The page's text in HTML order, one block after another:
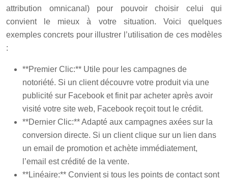
attribution omnicanal) pour pouvoir choisir celui qui
convient le mieux à votre situation. Voici quelques
exemples concrets pour illustrer l’utilisation de ces modèles
:
**Premier Clic:** Utile pour les campagnes de
notoriété. Si un client découvre votre produit via une
publicité sur Facebook et finit par acheter après avoir
visité votre site web, Facebook reçoit tout le crédit.
**Dernier Clic:** Adapté aux campagnes axées sur la
conversion directe. Si un client clique sur un lien dans
un email de promotion et achète immédiatement,
l’email est crédité de la vente.
**Linéaire:** Convient si tous les points de contact sont